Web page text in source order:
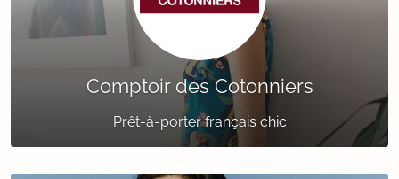
Comptoir des Cotonniers
Prêt-à-porter français chic